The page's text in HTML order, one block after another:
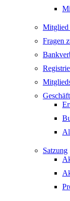
Mitglied
Fragen
Satzung